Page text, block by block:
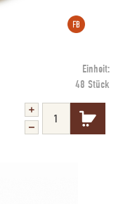
Einheit:
48 Stück